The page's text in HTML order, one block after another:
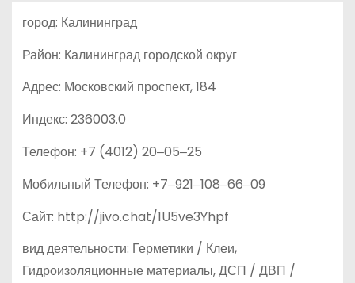
город: Калининград
Район: Калининград городской округ
Адрес: Московский проспект, 184
Индекс: 236003.0
Телефон: +7 (4012) 20‒05‒25
Мобильный Телефон: +7‒921‒108‒66‒09
Сайт: http://jivo.chat/1U5ve3Yhpf
вид деятельности: Герметики / Клеи,
Гидроизоляционные материалы, ДСП / ДВП /